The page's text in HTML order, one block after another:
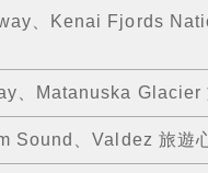
、Kenai Fjords
、Matanuska Glacier
Sound、Valdez 旅遊